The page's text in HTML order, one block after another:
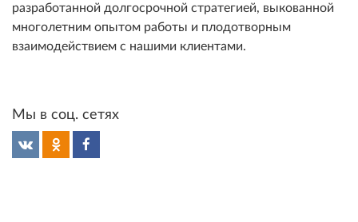
разработанной долгосрочной стратегией, выкованной
многолетним опытом работы и плодотворным
взаимодействием с нашими клиентами.
Мы в соц. сетях